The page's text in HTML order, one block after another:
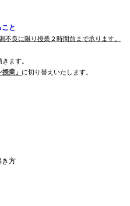
と
不良に限り授業２時間前まで承ります。
ます。
業」 に切り替えいたします。
方